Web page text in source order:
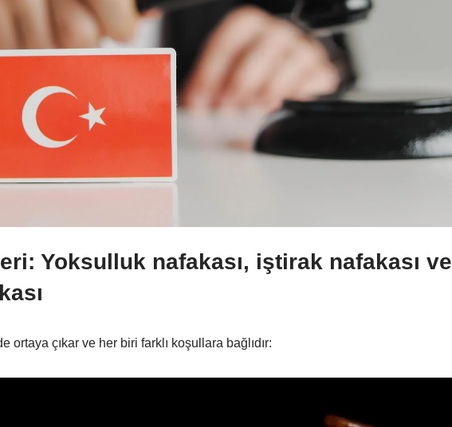
Yoksulluk nafakası, iştirak nafakası ve
ortaya çıkar ve her biri farklı koşullara bağlıdır: